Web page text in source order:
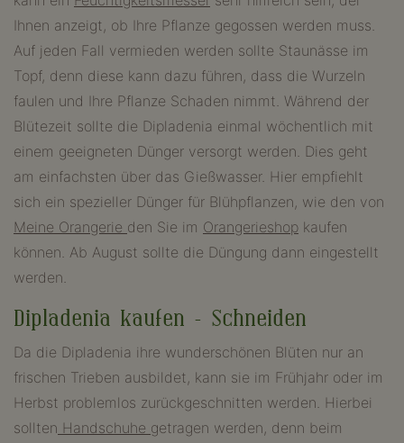
Ihnen anzeigt, ob Ihre Pflanze gegossen werden muss.
Auf jeden Fall vermieden werden sollte Staunässe im
Topf, denn diese kann dazu führen, dass die Wurzeln
faulen und Ihre Pflanze Schaden nimmt. Während der
Blütezeit sollte die Dipladenia einmal wöchentlich mit
einem geeigneten Dünger versorgt werden. Dies geht
am einfachsten über das Gießwasser. Hier empfiehlt
sich ein spezieller Dünger für Blühpflanzen, wie den von
Meine Orangerie den Sie im Orangerieshop kaufen
können. Ab August sollte die Düngung dann eingestellt
werden.
Dipladenia kaufen – Schneiden
Da die Dipladenia ihre wunderschönen Blüten nur an
frischen Trieben ausbildet, kann sie im Frühjahr oder im
Herbst problemlos zurückgeschnitten werden. Hierbei
sollten Handschuhe getragen werden, denn beim